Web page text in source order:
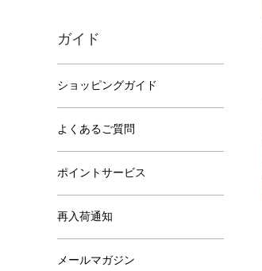
ガイド
ショッピングガイド
よくあるご質問
ポイントサービス
再入荷通知
メールマガジン